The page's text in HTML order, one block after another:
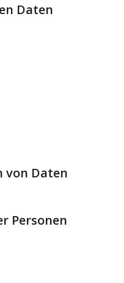
Daten
von Daten
Personen